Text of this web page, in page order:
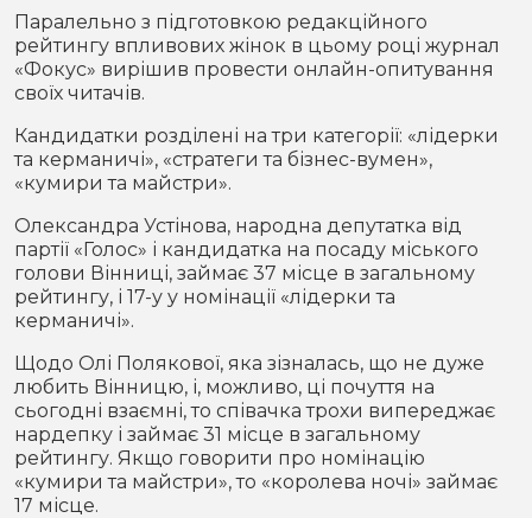
Спорт
Підписатись на нас у Telegram
Паралельно з підготовкою редакційного
рейтингу впливових жінок в цьому році журнал
«Фокус» вирішив провести онлайн-опитування
своїх читачів.
Кандидатки розділені на три категорії: «лідерки
та керманичі», «стратеги та бізнес-вумен»,
«кумири та майстри».
Олександра Устінова, народна депутатка від
партії «Голос» і кандидатка на посаду міського
голови Вінниці, займає 37 місце в загальному
рейтингу, і 17-у у номінації «лідерки та
керманичі».
Щодо Олі Полякової, яка зізналась, що не дуже
любить Вінницю, і, можливо, ці почуття на
сьогодні взаємні, то співачка трохи випереджає
нардепку і займає 31 місце в загальному
рейтингу. Якщо говорити про номінацію
«кумири та майстри», то «королева ночі» займає
17 місце.